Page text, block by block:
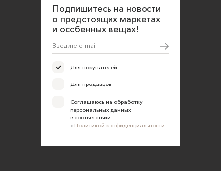
Политика конфиденциальности
Согласие на обработку персональных данных
Подпишитесь на новости
о предстоящих маркетах
и особенных вещах!
Для покупателей
Для продавцов
Соглашаюсь на обработку
персональных данных
в соответствии
с Политикой конфиденциальности